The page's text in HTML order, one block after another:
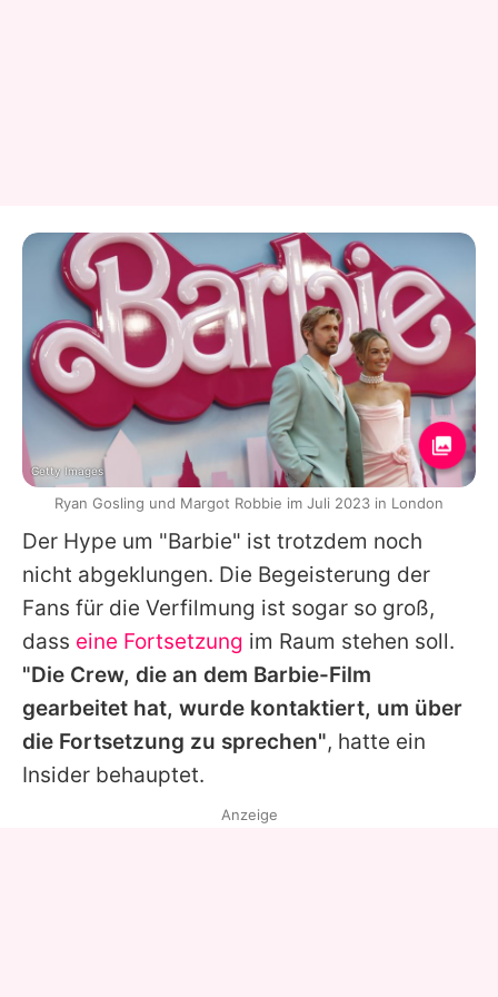
Der Hype um "Barbie" ist trotzdem noch
nicht abgeklungen. Die Begeisterung der
Fans für die Verfilmung ist sogar so groß,
dass eine Fortsetzung im Raum stehen soll.
"Die Crew, die an dem Barbie-Film
gearbeitet hat, wurde kontaktiert, um über
die Fortsetzung zu sprechen", hatte ein
Insider behauptet.
Getty Images
Ryan Gosling und Margot Robbie im Juli 2023 in London
Anzeige